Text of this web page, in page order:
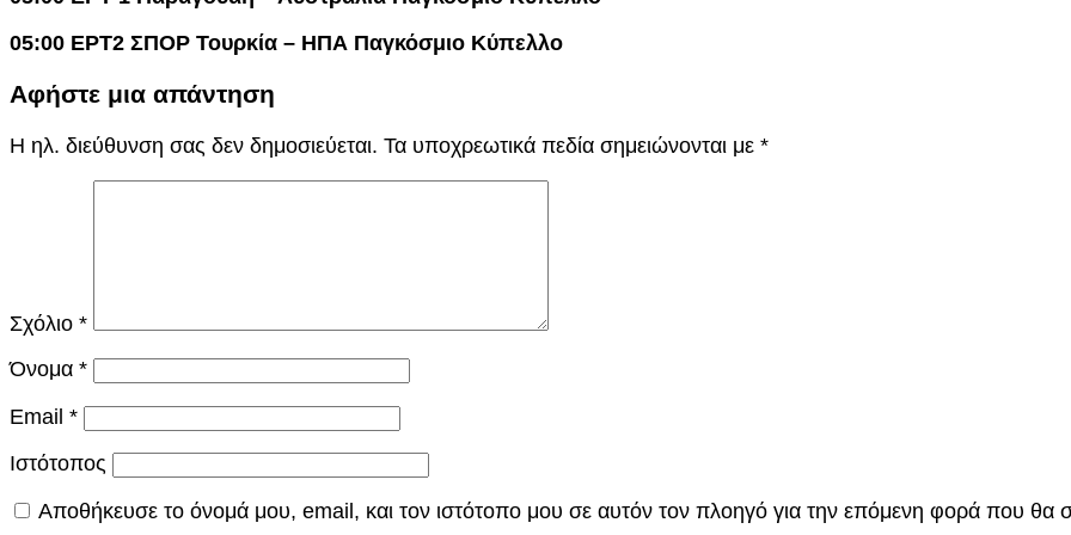
05:00 ΕΡΤ2 ΣΠΟΡ Τουρκία – ΗΠΑ Παγκόσμιο Κύπελλο
Αφήστε μια απάντηση
Η ηλ. διεύθυνση σας δεν δημοσιεύεται. Τα υποχρεωτικά πεδία σημειώνονται με *
Σχόλιο *
Όνομα *
Email *
Ιστότοπος
Αποθήκευσε το όνομά μου, email, και τον ιστότοπο μου σε αυτόν τον πλοηγό για την επόμενη φορά που θα